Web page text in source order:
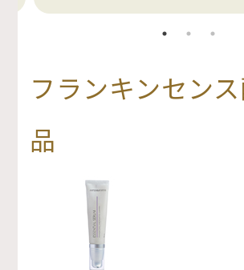
フランキンセン
品